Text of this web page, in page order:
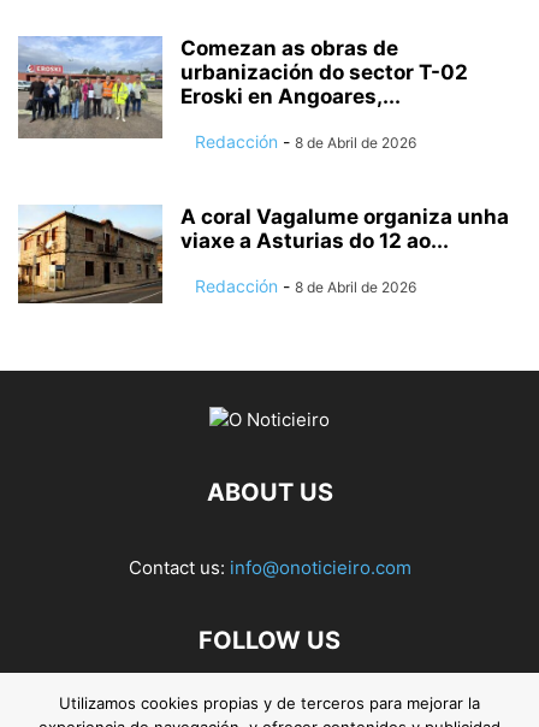
Comezan as obras de
urbanización do sector T-02
Eroski en Angoares,...
Redacción - 8 de Abril de 2026
A coral Vagalume organiza unha
viaxe a Asturias do 12 ao...
Redacción - 8 de Abril de 2026
ABOUT US
Contact us: info@onoticieiro.com
FOLLOW US
Utilizamos cookies propias y de terceros para mejorar la